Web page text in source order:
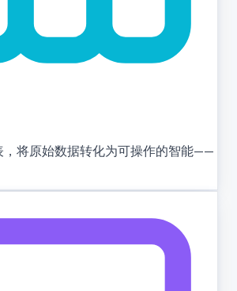
，将原始数据转化为可操作的智能——